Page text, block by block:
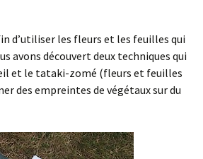
d’utiliser les fleurs et les feuilles qui
avons découvert deux techniques qui
et le tataki-zomé (fleurs et feuilles
des empreintes de végétaux sur du